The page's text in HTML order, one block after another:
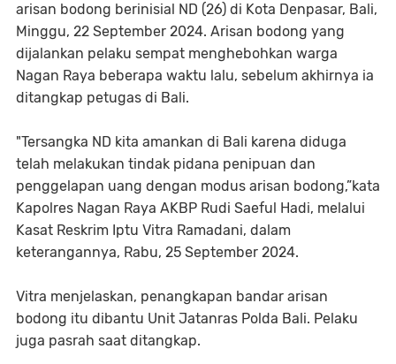
arisan bodong berinisial ND (26) di Kota Denpasar, Bali,
Minggu, 22 September 2024. Arisan bodong yang
dijalankan pelaku sempat menghebohkan warga
Nagan Raya beberapa waktu lalu, sebelum akhirnya ia
ditangkap petugas di Bali.
"Tersangka ND kita amankan di Bali karena diduga
telah melakukan tindak pidana penipuan dan
penggelapan uang dengan modus arisan bodong,”kata
Kapolres Nagan Raya AKBP Rudi Saeful Hadi, melalui
Kasat Reskrim Iptu Vitra Ramadani, dalam
keterangannya, Rabu, 25 September 2024.
Vitra menjelaskan, penangkapan bandar arisan
bodong itu dibantu Unit Jatanras Polda Bali. Pelaku
juga pasrah saat ditangkap.